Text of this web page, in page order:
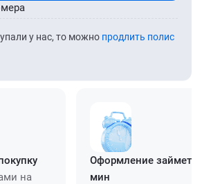
у нас, то можно продлить полис
на
Оформление займет
мин